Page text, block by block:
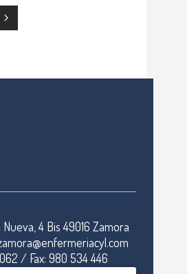
4 Bis 49016 Zamora
/ Fax: 980 534 446